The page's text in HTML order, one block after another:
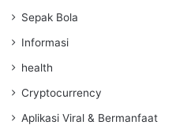
Sepak Bola
Informasi
health
Cryptocurrency
Aplikasi Viral & Bermanfaat